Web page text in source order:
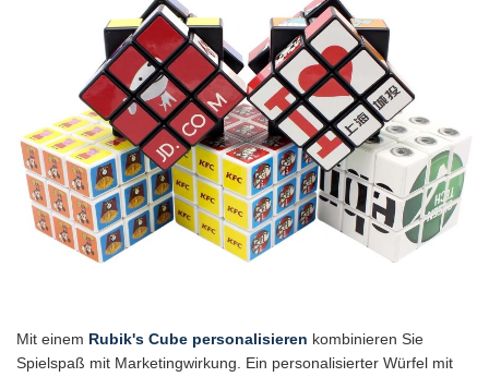
Mit einem Rubik's Cube personalisieren kombinieren Sie
Spielspaß mit Marketingwirkung. Ein personalisierter Würfel mit